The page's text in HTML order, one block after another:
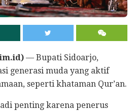
— Bupati Sidoarjo,
generasi muda yang aktif
seperti khataman Qur’an.
penting karena penerus